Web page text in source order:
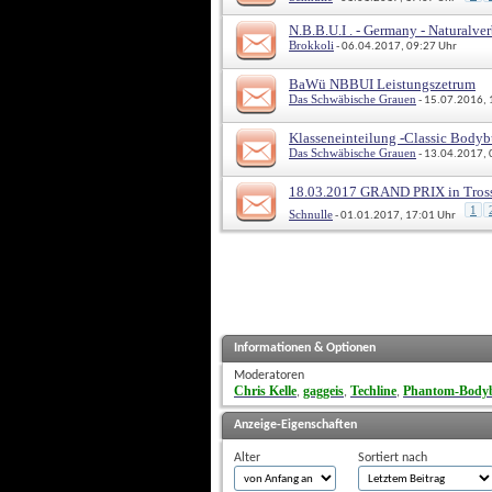
N.B.B.U.I . - Germany -
Brokkoli - 06.04.2017, 09:27 Uhr
BaWü NBBUI Leistungszetrum
Das Schwäbische Grauen - 15.07.2016,
Klasseneinteilung -Classic
Das Schwäbische Grauen - 13.04.2017,
18.03.2017 GRAND PRIX in
Schnulle - 01.01.2017, 17:01 Uhr 1
Informationen & Optionen
Moderatoren
Chris Kelle, gaggeis, Techline, Phantom-
Anzeige-Eigenschaften
Alter Sortiert nach